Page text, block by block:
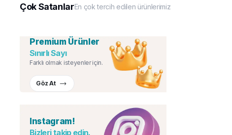
Çok SatanlarEn çok tercih edilen ürünlerimiz
Premium Ürünler
Sınırlı Sayı
Farklı olmak isteyenler için.
Göz At
Instagram!
Bizleri takip edin.